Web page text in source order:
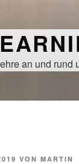
an und rund
VON MARTIN